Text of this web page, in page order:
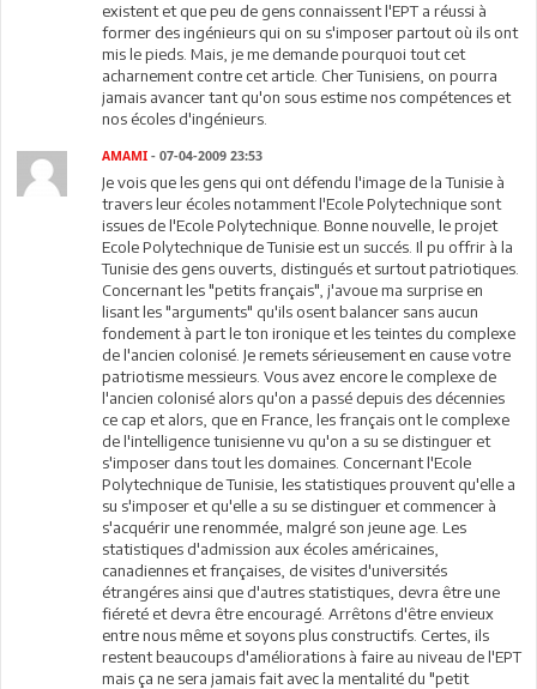
existent et que peu de gens connaissent l'EPT a réussi à
former des ingénieurs qui on su s'imposer partout où ils ont
mis le pieds. Mais, je me demande pourquoi tout cet
acharnement contre cet article. Cher Tunisiens, on pourra
jamais avancer tant qu'on sous estime nos compétences et
nos écoles d'ingénieurs.
AMAMI - 07-04-2009 23:53
Je vois que les gens qui ont défendu l'image de la Tunisie à
travers leur écoles notamment l'Ecole Polytechnique sont
issues de l'Ecole Polytechnique. Bonne nouvelle, le projet
Ecole Polytechnique de Tunisie est un succés. Il pu offrir à la
Tunisie des gens ouverts, distingués et surtout patriotiques.
Concernant les "petits français", j'avoue ma surprise en
lisant les "arguments" qu'ils osent balancer sans aucun
fondement à part le ton ironique et les teintes du complexe
de l'ancien colonisé. Je remets sérieusement en cause votre
patriotisme messieurs. Vous avez encore le complexe de
l'ancien colonisé alors qu'on a passé depuis des décennies
ce cap et alors, que en France, les français ont le complexe
de l'intelligence tunisienne vu qu'on a su se distinguer et
s'imposer dans tout les domaines. Concernant l'Ecole
Polytechnique de Tunisie, les statistiques prouvent qu'elle a
su s'imposer et qu'elle a su se distinguer et commencer à
s'acquérir une renommée, malgré son jeune age. Les
statistiques d'admission aux écoles américaines,
canadiennes et françaises, de visites d'universités
étrangéres ainsi que d'autres statistiques, devra être une
fiéreté et devra être encouragé. Arrêtons d'être envieux
entre nous même et soyons plus constructifs. Certes, ils
restent beaucoups d'améliorations à faire au niveau de l'EPT
mais ça ne sera jamais fait avec la mentalité du "petit